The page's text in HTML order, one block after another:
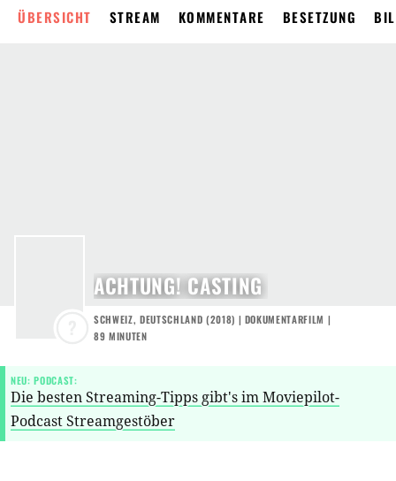
ÜBERSICHT STREAM KOMMENTARE BESETZUNG
ACHTUNG! CASTING
SCHWEIZ, DEUTSCHLAND (2018) | DOKUMENTARFILM |
89 MINUTEN
NEU: PODCAST:
Die besten Streaming-Tipps gibt's im Moviepilot-
Podcast Streamgestöber